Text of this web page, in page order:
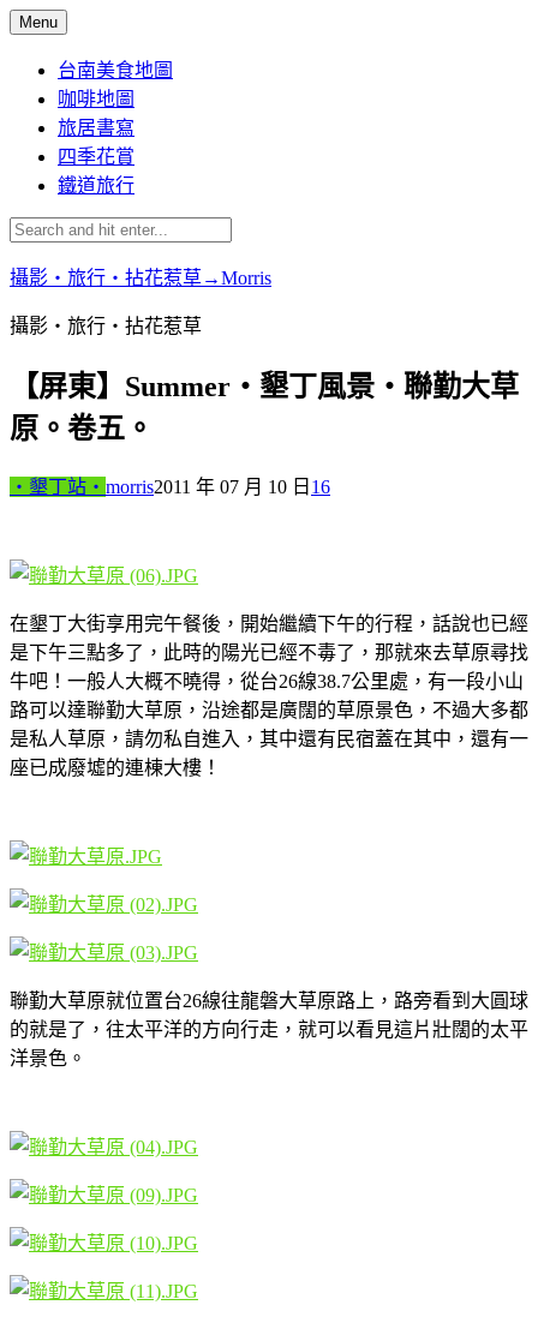
Skip
to
content
Menu
台南美食地圖
咖啡地圖
旅居書寫
四季花賞
鐵道旅行
攝影‧旅行‧拈花惹草→Morris
攝影‧旅行‧拈花惹草
【屏東】Summer‧墾丁風景‧聯勤大草
原。卷五。
‧墾丁站‧ morris2011 年 07 月 10 日 16
在墾丁大街享用完午餐後，開始繼續下午的行程，話說也已經
是下午三點多了，此時的陽光已經不毒了，那就來去草原尋找
牛吧！一般人大概不曉得，從台26線38.7公里處，有一段小山
路可以達聯勤大草原，沿途都是廣闊的草原景色，不過大多都
是私人草原，請勿私自進入，其中還有民宿蓋在其中，還有一
座已成廢墟的連棟大樓！
聯勤大草原就位置台26線往龍磐大草原路上，路旁看到大圓球
的就是了，往太平洋的方向行走，就可以看見這片壯闊的太平
洋景色。